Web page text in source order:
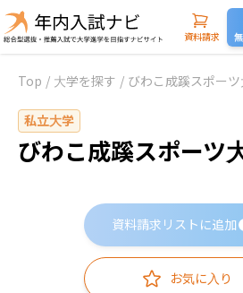
資料請求
Top / 大学を探す / びわこ成蹊スポー
私立大学
びわこ成蹊スポーツ
資料請求リストに追加
お気に入り